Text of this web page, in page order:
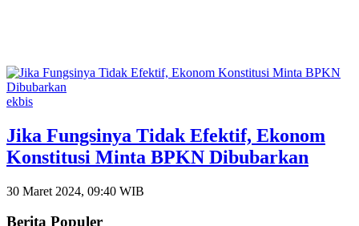
ekbis
Jika Fungsinya Tidak Efektif, Ekonom
Konstitusi Minta BPKN Dibubarkan
30 Maret 2024, 09:40 WIB
Berita Populer